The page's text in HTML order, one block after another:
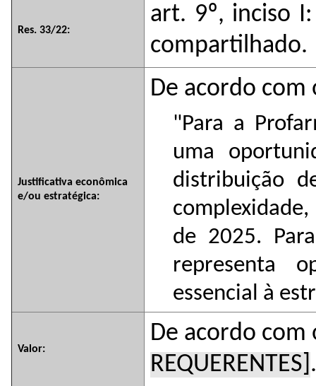
Res. 33/22:
art. 9º, inciso
compartilhado.
Justificativa econômica
e/ou estratégica:
De acordo com
"Para a
uma
distribuição
de 2025.
representa
essencial à
Valor:
De acordo com
REQUERENTES] .